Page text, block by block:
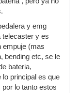
y emg
telecaster y es
empuje (mas
bending etc, se le
bateria,
lo principal es que
por lo tanto estos